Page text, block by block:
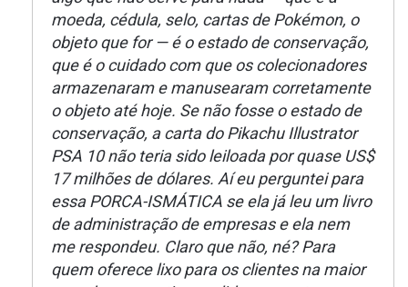
moeda, cédula, selo, cartas de Pokémon, o
objeto que for — é o estado de conservação,
que é o cuidado com que os colecionadores
armazenaram e manusearam corretamente
o objeto até hoje. Se não fosse o estado de
conservação, a carta do Pikachu Illustrator
PSA 10 não teria sido leiloada por quase US$
17 milhões de dólares. Aí eu perguntei para
essa PORCA-ISMÁTICA se ela já leu um livro
de administração de empresas e ela nem
me respondeu. Claro que não, né? Para
quem oferece lixo para os clientes na maior